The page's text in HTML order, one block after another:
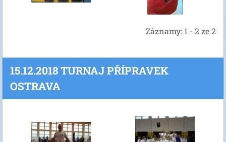
Záznamy: 1 - 2 ze 2
15.12.2018 TURNAJ PŘÍPRAVEK
OSTRAVA